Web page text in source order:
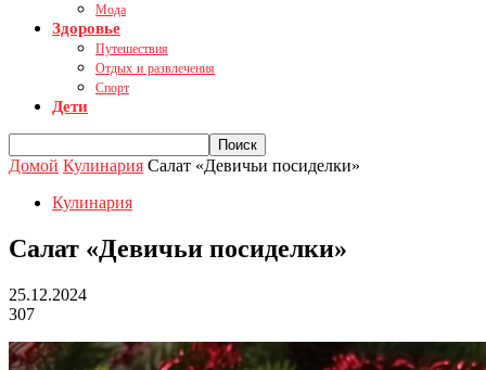
Мода
Здоровье
Путешествия
Отдых и развлечения
Спорт
Дети
Домой Кулинария Салат «Девичьи посиделки»
Кулинария
Салат «Девичьи посиделки»
25.12.2024
307